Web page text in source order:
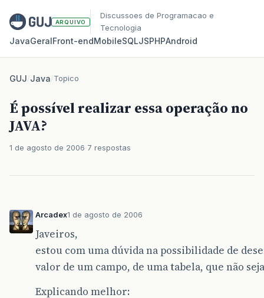
ARQUIVO
Discussoes de Programacao e
Tecnologia
JavaGeralFront‑endMobileSQLJSPHPAndroid
GUJ/Java/Topico
É possível realizar essa operação no
JAVA?
1 de agosto de 2006 7 respostas
Arcadex1 de agosto de 2006
Javeiros,
estou com uma dúvida na possibilidade de
valor de um campo, de uma tabela, que não
Explicando melhor: